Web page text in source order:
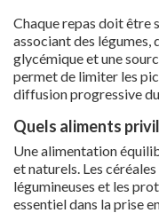
Chaque repas doit être
associant des légumes,
glycémique et une
permet de limiter les
diffusion progressive
Quels aliments
Une alimentation
et naturels. Les
légumineuses et les
essentiel dans la prise